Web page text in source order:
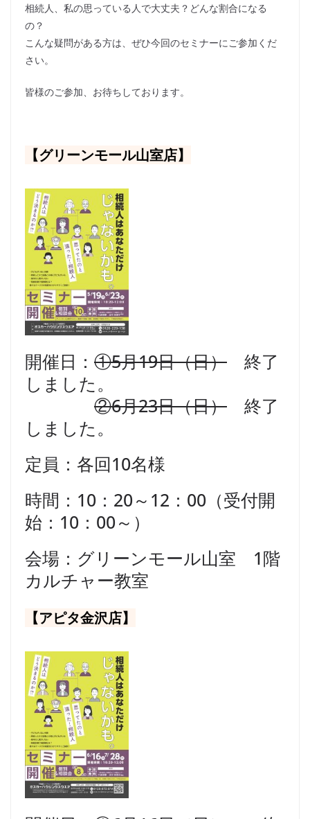
相続人、私の思っている人で大丈夫？どんな割合になる
の？
こんな疑問がある方は、ぜひ今回のセミナーにご参加くだ
さい。
皆様のご参加、お待ちしております。
【グリーンモール山室店】
開催日： ①5月19日（日） 終了
しました。
②6月23日（日） 終了
しました。
定員：各回10名様
時間：10：20～12：00（受付開
始：10：00～）
会場：グリーンモール山室 1階
カルチャー教室
【アピタ金沢店】